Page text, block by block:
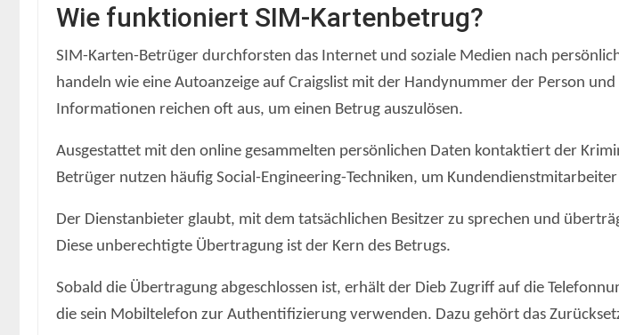
Wie funktioniert SIM-Kartenbetrug?
SIM-Karten-Betrüger durchforsten das Internet und soziale Medien nach
handeln wie eine Autoanzeige auf Craigslist mit der Handynummer der Person
Informationen reichen oft aus, um einen Betrug auszulösen.
Ausgestattet mit den online gesammelten persönlichen Daten kontaktiert der
Betrüger nutzen häufig Social-Engineering-Techniken, um
Der Dienstanbieter glaubt, mit dem tatsächlichen Besitzer zu sprechen und
Diese unberechtigte Übertragung ist der Kern des Betrugs.
Sobald die Übertragung abgeschlossen ist, erhält der Dieb Zugriff auf die
die sein Mobiltelefon zur Authentifizierung verwenden. Dazu gehört das